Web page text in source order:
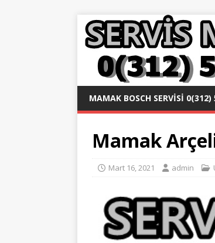
MAMAK BOSCH SERVISI 0(312)
Mamak
Mart 16, 2021 admin